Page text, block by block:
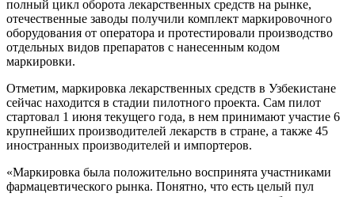
полный цикл оборота лекарственных средств на рынке,
отечественные заводы получили комплект маркировочного
оборудования от оператора и протестировали производство
отдельных видов препаратов с нанесенным кодом
маркировки.
Отметим, маркировка лекарственных средств в Узбекистане
сейчас находится в стадии пилотного проекта. Сам пилот
стартовал 1 июня текущего года, в нем принимают участие 6
крупнейших производителей лекарств в стране, а также 45
иностранных производителей и импортеров.
«Маркировка была положительно воспринята участниками
фармацевтического рынка. Понятно, что есть целый пул